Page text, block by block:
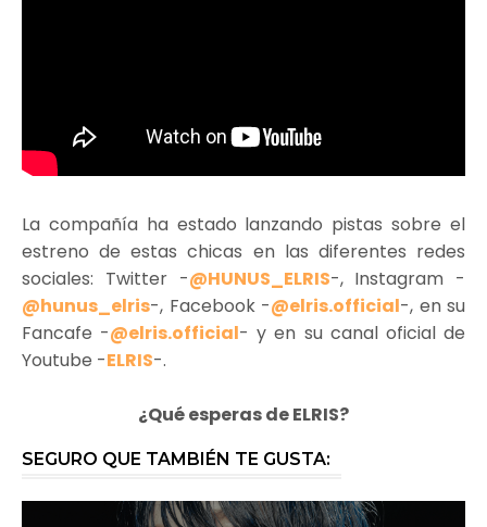
La compañía ha estado lanzando pistas sobre el
estreno de estas chicas en las diferentes redes
sociales: Twitter -@HUNUS_ELRIS-, Instagram -
@hunus_elris-, Facebook -@elris.official-, en su
Fancafe -@elris.official- y en su canal oficial de
Youtube -ELRIS-.
¿Qué esperas de ELRIS?
SEGURO QUE TAMBIÉN TE GUSTA: